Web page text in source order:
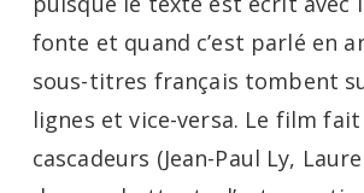
fonte et quand c’est parlé en
sous-titres français tombent
lignes et vice-versa. Le film
cascadeurs (Jean-Paul Ly,